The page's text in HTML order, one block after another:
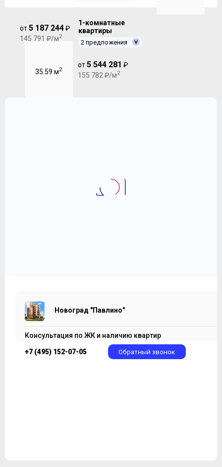
от5 187 244₽
145 791 ₽/м2
1-комнатные
квартиры
2 предложения
35.59 м2
от5 544 281 ₽
155 782 ₽/м2
Новоград "Павлино"
Консультация по ЖК и наличию квартир
+7 (495) 152-07-05 Обратный звонок